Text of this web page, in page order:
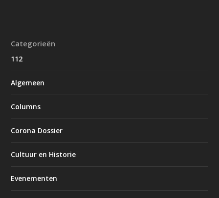
Categorieën
112
Algemeen
Columns
Corona Dossier
Cultuur en Historie
Evenementen